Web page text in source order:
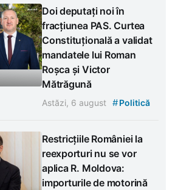
Doi deputați noi în
fracțiunea PAS. Curtea
Constituțională a validat
mandatele lui Roman
Roșca și Victor
Mătrăgună
Astăzi, 6 august #Politică
Restricțiile României la
reexporturi nu se vor
aplica R. Moldova:
importurile de motorină